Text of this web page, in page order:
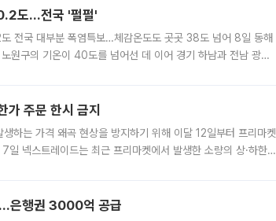
도…전국 '펄펄'
전국 대부분 폭염특보…체감온도도 곳곳 38도 넘어 8일 동해
원구의 기온이 40도를 넘어선 데 이어 경기 하남과 전남 광양
가 주문 한시 금지
하는 가격 왜곡 현상을 방지하기 위해 이달 12일부터 프리마켓
일 넥스트레이드는 최근 프리마켓에서 발생한 소량의 상·하한
…은행권 3000억 공급